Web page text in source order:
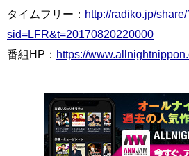
タイムフリー： http://radiko.jp/
sid=LFR&t=20170820220000
番組HP： https://